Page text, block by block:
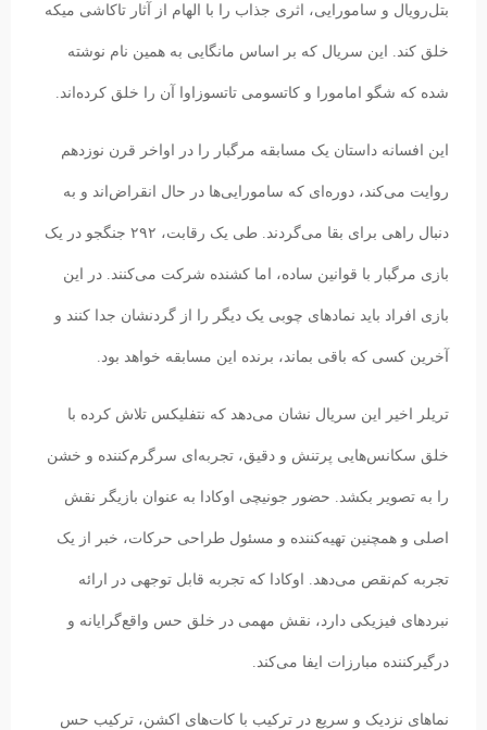
بتل‌رویال و سامورایی، اثری جذاب را با الهام از آثار تاکاشی میکه
خلق کند. این سریال که بر اساس مانگایی به همین نام نوشته
شده که شگو امامورا و کاتسومی تاتسوزاوا آن را خلق کرده‌اند.
این افسانه داستان یک مسابقه مرگبار را در اواخر قرن نوزدهم
روایت می‌کند، دوره‌ای که سامورایی‌ها در حال انقراض‌اند و به
دنبال راهی برای بقا می‌گردند. طی یک رقابت، ۲۹۲ جنگجو در یک
بازی مرگبار با قوانین ساده، اما کشنده شرکت می‌کنند. در این
بازی افراد باید نماد‌های چوبی یک دیگر را از گردنشان جدا کنند و
آخرین کسی که باقی بماند، برنده این مسابقه خواهد بود.
تریلر اخیر این سریال نشان می‌دهد که نتفلیکس تلاش کرده با
خلق سکانس‌هایی پرتنش و دقیق، تجربه‌ای سرگرم‌کننده و خشن
را به تصویر بکشد. حضور جونیچی اوکادا به عنوان بازیگر نقش
اصلی و همچنین تهیه‌کننده و مسئول طراحی حرکات، خبر از یک
تجربه کم‌نقص می‌دهد. اوکادا که تجربه قابل توجهی در ارائه
نبرد‌های فیزیکی دارد، نقش مهمی در خلق حس واقع‌گرایانه و
درگیرکننده مبارزات ایفا می‌کند.
نماهای نزدیک و سریع در ترکیب با کات‌های اکشن، ترکیب حس